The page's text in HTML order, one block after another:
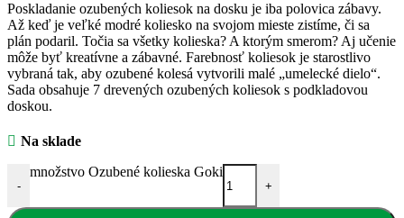
Poskladanie ozubených koliesok na dosku je iba polovica zábavy.
Až keď je veľké modré koliesko na svojom mieste zistíme, či sa
plán podaril. Točia sa všetky kolieska? A ktorým smerom? Aj učenie
môže byť kreatívne a zábavné. Farebnosť koliesok je starostlivo
vybraná tak, aby ozubené kolesá vytvorili malé „umelecké dielo“.
Sada obsahuje 7 drevených ozubených koliesok s podkladovou
doskou.
Na sklade
-
množstvo Ozubené kolieska Goki
+